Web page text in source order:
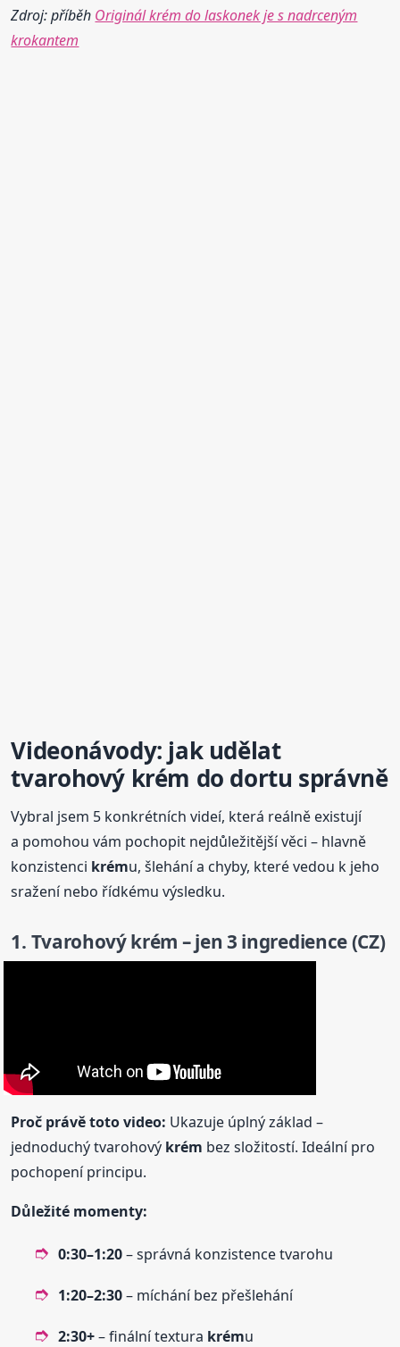
Zdroj: příběh Originál krém do laskonek je s nadrceným
krokantem
Videonávody: jak udělat
tvarohový krém do dortu správně
Vybral jsem 5 konkrétních videí, která reálně existují
a pomohou vám pochopit nejdůležitější věci – hlavně
konzistenci krému, šlehání a chyby, které vedou k jeho
sražení nebo řídkému výsledku.
1. Tvarohovýkrém – jen 3 ingredience (CZ)
Proč právě toto video: Ukazuje úplný základ –
jednoduchý tvarohový krém bez složitostí. Ideální pro
pochopení principu.
Důležité momenty:
0:30–1:20– správná konzistence tvarohu
1:20–2:30– míchání bez přešlehání
2:30+– finální textura krému